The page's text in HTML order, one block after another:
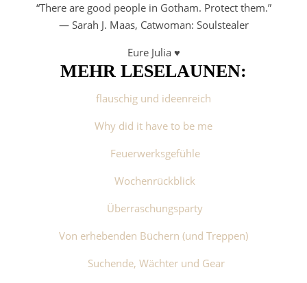
“There are good people in Gotham. Protect them.”
― Sarah J. Maas, Catwoman: Soulstealer
Eure Julia ♥
MEHR LESELAUNEN:
flauschig und ideenreich
Why did it have to be me
Feuerwerksgefühle
Wochenrückblick
Überraschungsparty
Von erhebenden Büchern (und Treppen)
Suchende, Wächter und Gear